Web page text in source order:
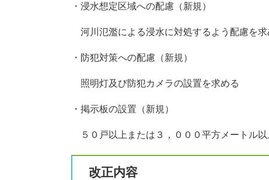
・浸水想定区域への配慮（新規）
河川氾濫による浸水に対処するよう配慮を求
・防犯対策への配慮（新規）
照明灯及び防犯カメラの設置を求める
・掲示板の設置（新規）
５０戸以上または３，０００平方メートル
改正内容